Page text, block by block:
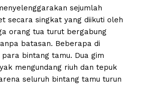
sejumlah
secara singkat yang diikuti oleh
orang tua turut bergabung
batasan. Beberapa di
bintang tamu. Dua gim
mengundang riuh dan tepuk
seluruh bintang tamu turun